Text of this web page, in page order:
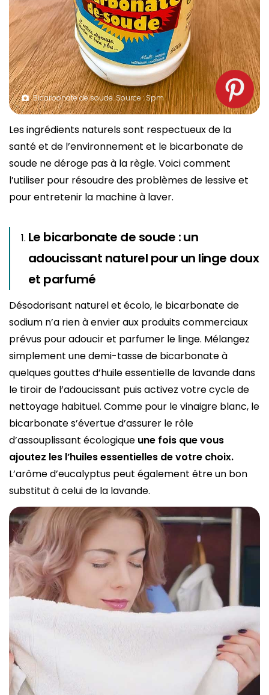
Bicarbonate de soude. Source : Spm
Les ingrédients naturels sont respectueux de la
santé et de l’environnement et le bicarbonate de
soude ne déroge pas à la règle. Voici comment
l’utiliser pour résoudre des problèmes de lessive et
pour entretenir la machine à laver.
Le bicarbonate de soude : un
adoucissant naturel pour un linge doux
et parfumé
Désodorisant naturel et écolo, le bicarbonate de
sodium n’a rien à envier aux produits commerciaux
prévus pour adoucir et parfumer le linge. Mélangez
simplement une demi-tasse de bicarbonate à
quelques gouttes d’huile essentielle de lavande dans
le tiroir de l’adoucissant puis activez votre cycle de
nettoyage habituel. Comme pour le vinaigre blanc, le
bicarbonate s’évertue d’assurer le rôle
d’assouplissant écologique une fois que vous
ajoutez les l’huiles essentielles de votre choix.
L’arôme d’eucalyptus peut également être un bon
substitut à celui de la lavande.